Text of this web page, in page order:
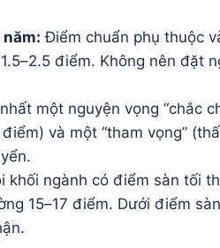
Điểm chuẩn phụ thuộc
điểm. Không nên đặt
một nguyện vọng “chắc
và một “tham vọng”
khối ngành có điểm sàn tối
15–17 điểm. Dưới điểm